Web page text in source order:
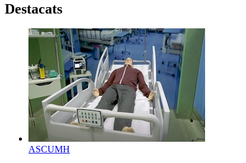
Destacats
ASCUMH